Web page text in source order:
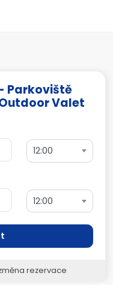
Parkoviště
Valet
12:00
12:00
rezervace